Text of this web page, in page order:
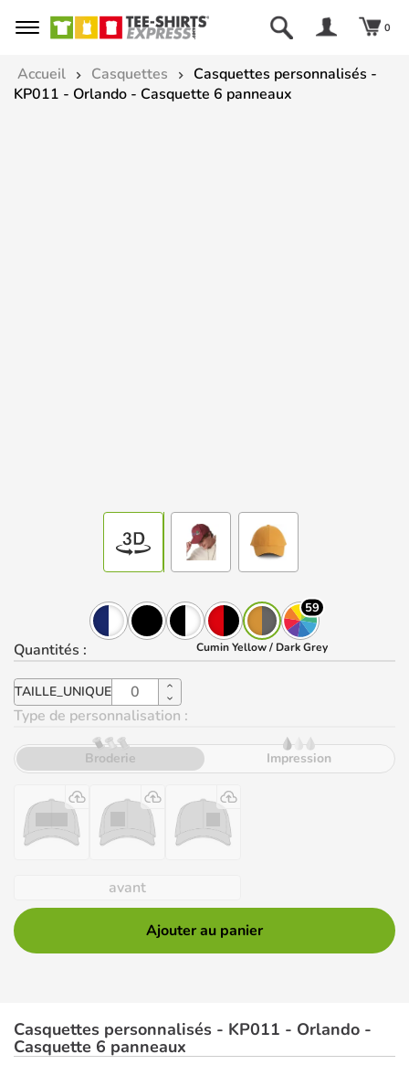
0
Accueil Casquettes
Casquettes personnalisés -
KP011 - Orlando - Casquette 6 panneaux
Cumin Yellow / Dark Grey
59
Quantités :
TAILLE_UNIQUE
Type de personnalisation :
Broderie Impression
avant
Ajouter au panier
Casquettes personnalisés - KP011 - Orlando -
Casquette 6 panneaux